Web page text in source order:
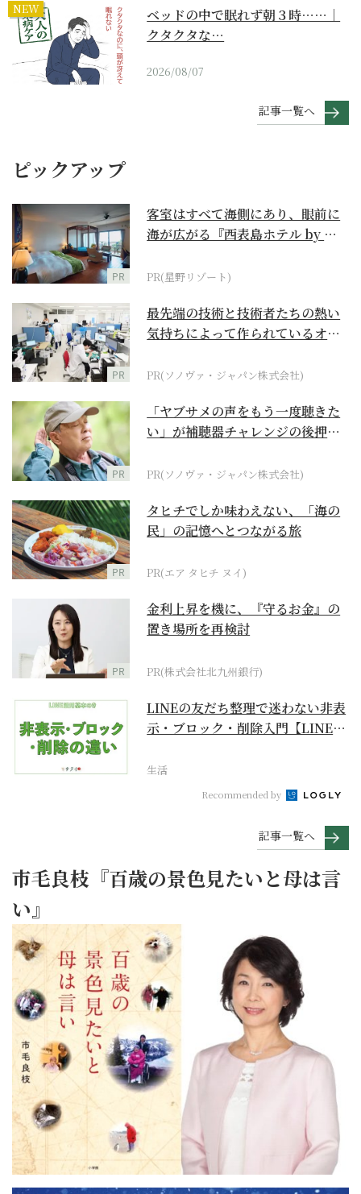
NEW
ベッドの中で眠れず朝３時……｜
クタクタな…
2026/08/07
記事一覧へ
ピックアップ
PR
客室はすべて海側にあり、眼前に
海が広がる『西表島ホテル by 星
PR(星野リゾート)
PR
最先端の技術と技術者たちの熱い
気持ちによって作られているオー
PR(ソノヴァ・ジャパン株式会社)
PR
「ヤブサメの声をもう一度聴きた
い」が補聴器チャレンジの後押し
PR(ソノヴァ・ジャパン株式会社)
PR
タヒチでしか味わえない、「海の
民」の記憶へとつながる旅
PR(エア タヒチ ヌイ)
PR
金利上昇を機に、『守るお金』の
置き場所を再検討
PR(株式会社北九州銀行)
LINEの友だち整理で迷わない非表
示・ブロック・削除入門【LINE活
生活
Recommended by
記事一覧へ
市毛良枝『百歳の景色見たいと母は言
い』